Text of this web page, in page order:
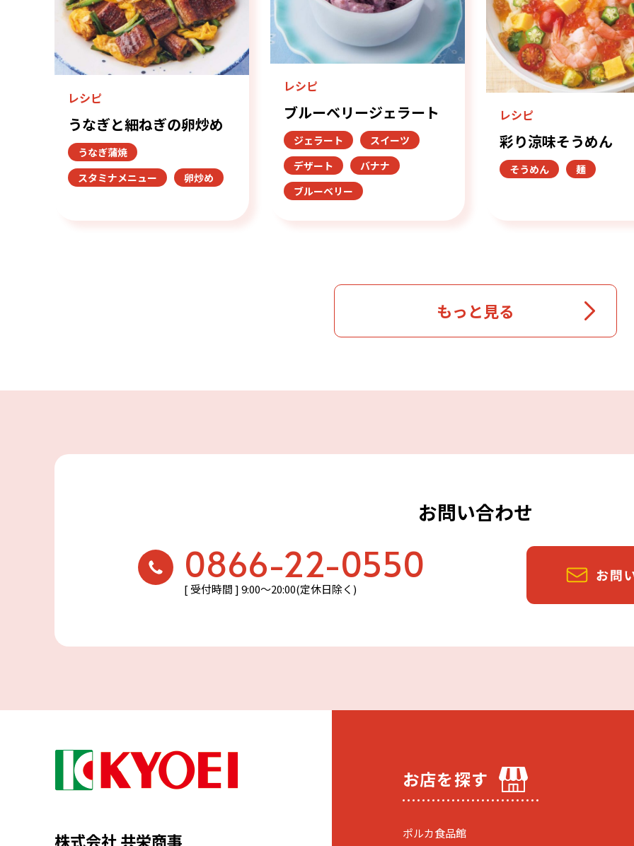
レシピ
うなぎと細ねぎの卵炒め
うなぎ蒲焼
スタミナメニュー
卵炒め
レシピ
ブルーベリージェラート
ジェラート
スイーツ
デザート
バナナ
ブルーベリー
レシピ
彩り涼味そうめん
そうめん 麺
もっと見る
お問い合わせ
0866-22-0550
[ 受付時間 ] 9:00〜20:00(定休日除く)
お店を探す
ポルカ食品館
株式会社 共栄商事